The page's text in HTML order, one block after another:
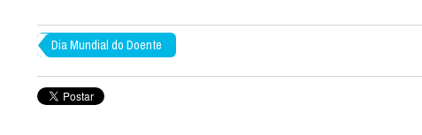
Dia Mundial do Doente